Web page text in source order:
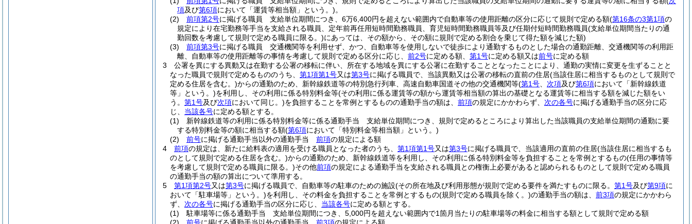
項及び第6項において「運賃等相当額」という。)。
(2)
前項第2号に掲げる職員 支給単位期間につき、6万6,400円を超えない範囲内で自動車等の使用距離の区分に応じて規則で定める額(第16条の3第1項の
規定により在宅勤務等手当を支給される職員、定年前再任用短時間勤務職員、育児短時間勤務職員等及び任期付短時間勤務職員(支給単位期間当たりの通
勤回数を考慮して規則で定める職員に限る。)にあっては、その額から、その額に規則で定める割合を乗じて得た額を減じた額)
(3)
前項第3号に掲げる職員 交通機関等を利用せず、かつ、自動車等を使用しないで徒歩により通勤するものとした場合の通勤距離、交通機関等の利用距
離、自動車等の使用距離等の事情を考慮して規則で定める区分に応じ、 前2号に定める額、 第1号に定める額又は前号に定める額
3
公署を異にする異動又は在勤する公署の移転に伴い、所在する地域を異にする公署に在勤することとなったことにより、通勤の実情に変更を生ずることと
なった職員で規則で定めるもののうち、 第1項第1号又は第3号に掲げる職員で、当該異動又は公署の移転の直前の住居(当該住居に相当するものとして規則で
定める住居を含む。)からの通勤のため、新幹線鉄道等の特別急行列車、高速自動車国道その他の交通機関等(第1号 次項及び第6項において「新幹線鉄道
等」という。)を利用し、その利用に係る特別料金等(その利用に係る運賃等の額から運賃等相当額の算出の基礎となる運賃等に相当する額を減じた額をい
う。 第1号及び次項において同じ。)を負担することを常例とするものの通勤手当の額は、 前項の規定にかかわらず、 次の各号に掲げる通勤手当の区分に応
じ、 当該各号に定める額とする。
(1)
新幹線鉄道等の利用に係る特別料金等に係る通勤手当 支給単位期間につき、規則で定めるところにより算出した当該職員の支給単位期間の通勤に要
する特別料金等の額に相当する額(第6項において「特別料金等相当額」という。)
(2)
前号に掲げる通勤手当以外の通勤手当 前項の規定による額
4
前項の規定は、新たに給料表の適用を受ける職員となった者のうち、 第1項第1号又は第3号に掲げる職員で、当該適用の直前の住居(当該住居に相当するも
のとして規則で定める住居を含む。)からの通勤のため、新幹線鉄道等を利用し、その利用に係る特別料金等を負担することを常例とするもの(任用の事情等
を考慮して規則で定める職員に限る。)その他前項の規定による通勤手当を支給される職員との権衡上必要があると認められるものとして規則で定める職員
の通勤手当の額の算出について準用する。
5
第1項第2号又は第3号に掲げる職員で、自動車等の駐車のための施設(その所在地及び利用形態が規則で定める要件を満たすものに限る。 第1号及び第9項に
おいて「駐車場等」という。)を利用し、その料金を負担することを常例とするもの(規則で定める職員を除く。)の通勤手当の額は、 前3項の規定にかかわら
ず、 次の各号に掲げる通勤手当の区分に応じ、 当該各号に定める額とする。
(1)
駐車場等に係る通勤手当 支給単位期間につき、5,000円を超えない範囲内で1箇月当たりの駐車場等の料金に相当する額として規則で定める額